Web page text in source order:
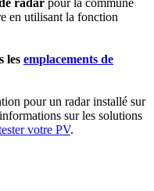
radar pour la commune
en utilisant la fonction
les emplacements de
pour un radar installé sur
sur les solutions
votre PV.